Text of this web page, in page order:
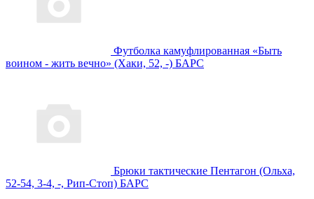
Футболка камуфлированная «Быть
воином - жить вечно» (Хаки, 52, -) БАРС
Брюки тактические Пентагон (Ольха,
52-54, 3-4, -, Рип-Стоп) БАРС